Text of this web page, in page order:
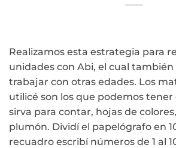
Realizamos esta estrategia para
unidades con Abi, el cual
trabajar con otras edades. Los
utilicé son los que podemos tener
sirva para contar, hojas de
plumón. Dividí el papelógrafo en
recuadro escribí números de 1 al